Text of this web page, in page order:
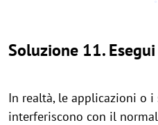
Soluzione 11.
In realtà, le applicazioni o
interferiscono con il